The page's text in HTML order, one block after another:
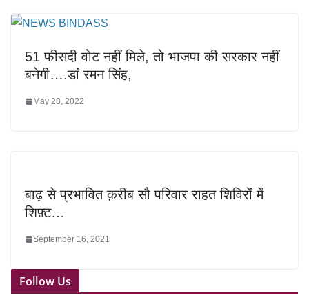
51 फीसदी वोट नहीं मिले, तो भाजपा की सरकार नहीं
बनेगी….डां रमन सिंह,
May 28, 2022
बाढ़ से प्रभावित क़रीब सौ परिवार राहत शिविरों में
शिफ़्ट…
September 16, 2021
Follow Us